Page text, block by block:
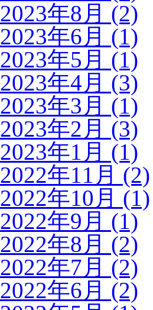
2023年8月 (2)
2023年6月 (1)
2023年5月 (1)
2023年4月 (3)
2023年3月 (1)
2023年2月 (3)
2023年1月 (1)
2022年11月 (2)
2022年10月 (1)
2022年9月 (1)
2022年8月 (2)
2022年7月 (2)
2022年6月 (2)